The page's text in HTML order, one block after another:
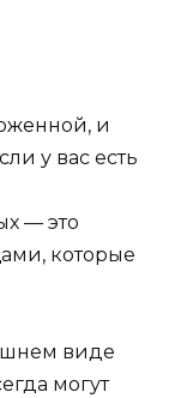
и
у вас есть
— это
которые
виде
могут